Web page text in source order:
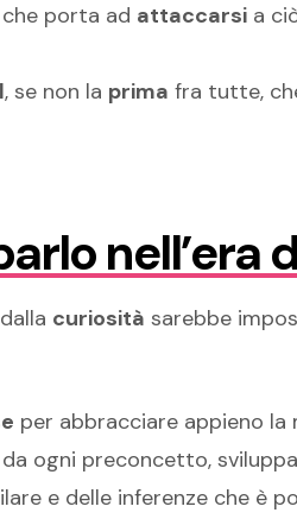
porta ad attaccarsi a
, se non la prima fra tutte,
nell’era
curiosità sarebbe
per abbracciare appieno
ogni preconcetto,
e delle inferenze che è